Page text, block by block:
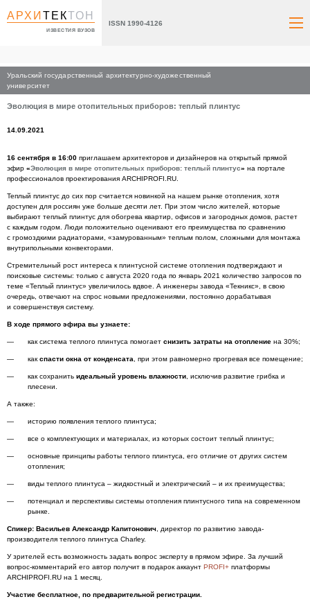
АРХИТЕКТОН
ИЗВЕСТИЯ ВУЗОВ
ISSN 1990-4126
Уральский государственный архитектурно-художественный
университет
Главная
Эволюция в мире отопительных приборов: теплый плинтус
14.09.2021
16 сентября в 16:00 приглашаем архитекторов и дизайнеров на открытый прямой
эфир «Эволюция в мире отопительных приборов: теплый плинтус» на портале
профессионалов проектирования ARCHIPROFI.RU.
Теплый плинтус до сих пор считается новинкой на нашем рынке отопления, хотя
доступен для россиян уже больше десяти лет. При этом число жителей, которые
выбирают теплый плинтус для обогрева квартир, офисов и загородных домов, растет
с каждым годом. Люди положительно оценивают его преимущества по сравнению
с громоздкими радиаторами, «замурованным» теплым полом, сложными для монтажа
внутрипольными конвекторами.
Стремительный рост интереса к плинтусной системе отопления подтверждают и
поисковые системы: только с августа 2020 года по январь 2021 количество запросов по
теме «Теплый плинтус» увеличилось вдвое. А инженеры завода «Текникс», в свою
очередь, отвечают на спрос новыми предложениями, постоянно дорабатывая
и совершенствуя систему.
В ходе прямого эфира вы узнаете:
как система теплого плинтуса помогает снизить затраты на отопление на 30%;
как спасти окна от конденсата , при этом равномерно прогревая все помещение;
как сохранить идеальный уровень влажности , исключив развитие грибка и
плесени.
А также:
историю появления теплого плинтуса;
все о комплектующих и материалах, из которых состоит теплый плинтус;
основные принципы работы теплого плинтуса, его отличие от других систем
отопления;
виды теплого плинтуса – жидкостный и электрический – и их преимущества;
потенциал и перспективы системы отопления плинтусного типа на современном
рынке.
Спикер: Васильев Александр Капитонович , директор по развитию завода-
производителя теплого плинтуса Charley.
У зрителей есть возможность задать вопрос эксперту в прямом эфире. За лучший
вопрос-комментарий его автор получит в подарок аккаунт PROFI+ платформы
ARCHIPROFI.RU на 1 месяц.
Участие бесплатное, по предварительной регистрации.